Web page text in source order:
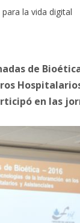
para la vida digital
de
en las